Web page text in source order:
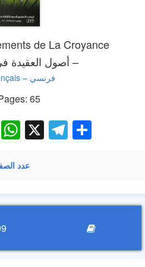
de La Croyance
– أصول العقيدة في الأسلام –
65
Twitter
WhatsApp
X
عدد